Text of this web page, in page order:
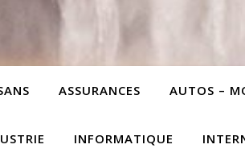
ASSURANCES AUTOS –
INFORMATIQUE